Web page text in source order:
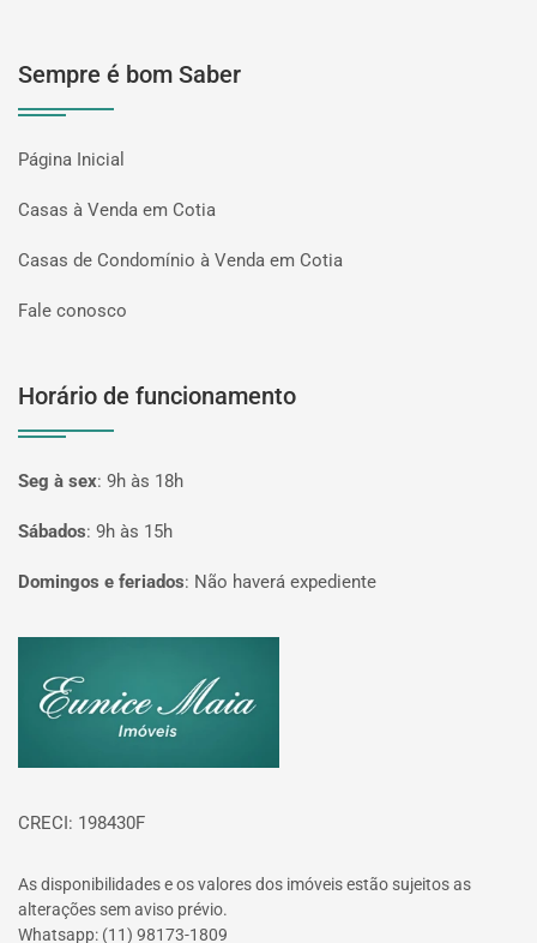
Sempre é bom Saber
Página Inicial
Casas à Venda em Cotia
Casas de Condomínio à Venda em Cotia
Fale conosco
Horário de funcionamento
Seg à sex: 9h às 18h
Sábados: 9h às 15h
Domingos e feriados: Não haverá expediente
CRECI: 198430F
As disponibilidades e os valores dos imóveis estão sujeitos as
alterações sem aviso prévio.
Whatsapp: (11) 98173-1809